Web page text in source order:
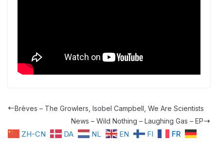
Brèves – The Growlers, Isobel Campbell, We Are Scientists
News – Wild Nothing – Laughing Gas – EP
ZH-CN DA NL EN FI
FR